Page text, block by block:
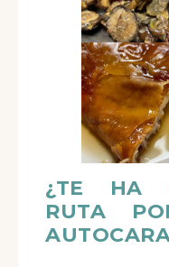
¿TE HA
RUTA